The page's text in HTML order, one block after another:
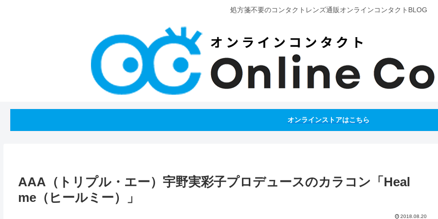
処方箋不要のコンタクトレンズ通販オンラインコンタクトBLOG
オンラインストアはこちら
AAA（トリプル・エー）宇野実彩子プロデュースのカラコン「Heal
me（ヒールミー）」
2018.08.20